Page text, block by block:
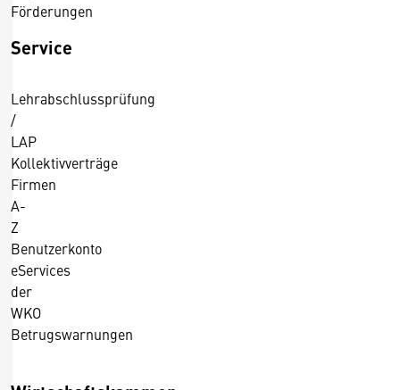
Förderungen
Service
Lehrabschlussprüfung
/
LAP
Kollektivverträge
Firmen
A-
Z
Benutzerkonto
eServices
der
WKO
Betrugswarnungen